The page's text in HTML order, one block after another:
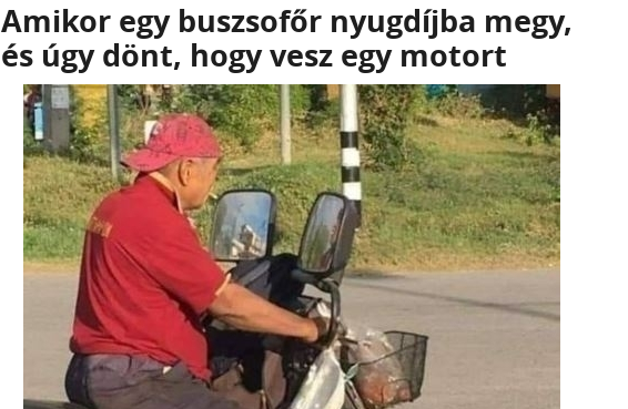
Amikor egy buszsofőr nyugdíjba megy,
és úgy dönt, hogy vesz egy motort